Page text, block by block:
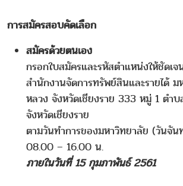
การสมัครสอบคัดเลือก
สมัครด้วยตนเอง
กรอกใบสมัครและรหัสตำแหน่งให้ชัดเ
สำนักงานจัดการทรัพย์สินและรายได้
หลวง จังหวัดเชียงราย 333 หมู่ 1 ตำบ
จังหวัดเชียงราย
ตามวันทำการของมหาวิทยาลัย (วันจัน
08.00 – 16.00 น.
ภายในวันที่ 15 กุมภาพันธ์ 2561